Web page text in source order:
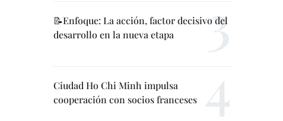
📝Enfoque: La acción, factor decisivo del
desarrollo en la nueva etapa
Ciudad Ho Chi Minh impulsa
cooperación con socios franceses